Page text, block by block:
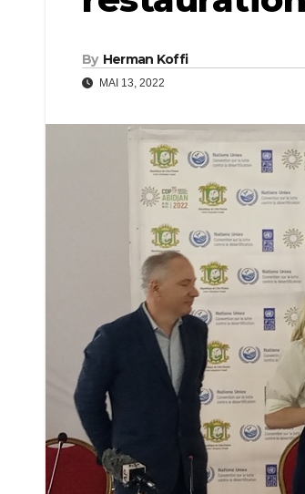
By Herman Koffi
MAI 13, 2022